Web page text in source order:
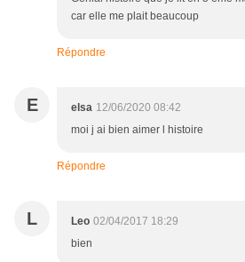
car elle me plait beaucoup
Répondre
E elsa 12/06/2020 08:42
moi j ai bien aimer l histoire
Répondre
L Leo 02/04/2017 18:29
bien